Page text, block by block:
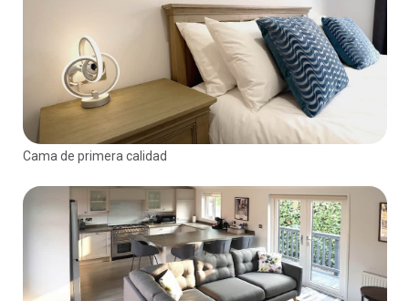
Cama de primera calidad